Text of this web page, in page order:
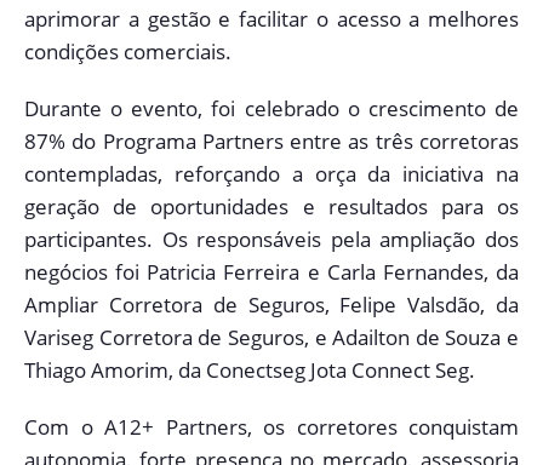
aprimorar a gestão e facilitar o acesso a melhores
condições comerciais.
Durante o evento, foi celebrado o crescimento de
87% do Programa Partners entre as três corretoras
contempladas, reforçando a orça da iniciativa na
geração de oportunidades e resultados para os
participantes. Os responsáveis pela ampliação dos
negócios foi Patricia Ferreira e Carla Fernandes, da
Ampliar Corretora de Seguros, Felipe Valsdão, da
Variseg Corretora de Seguros, e Adailton de Souza e
Thiago Amorim, da Conectseg Jota Connect Seg.
Com o A12+ Partners, os corretores conquistam